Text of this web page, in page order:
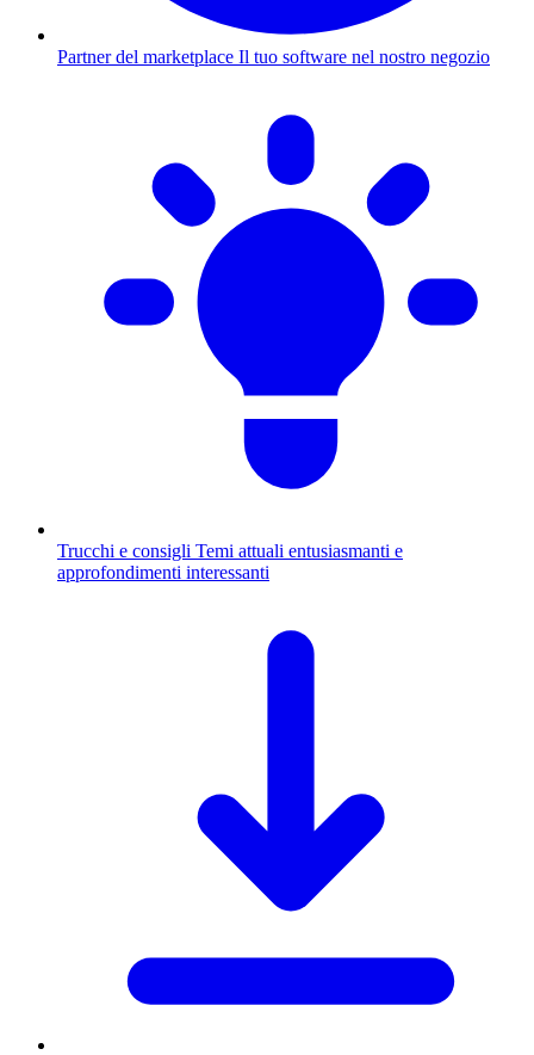
Partner del marketplace Il tuo software nel nostro negozio
Trucchi e consigli Temi attuali entusiasmanti e
approfondimenti interessanti